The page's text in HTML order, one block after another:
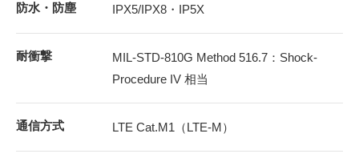
防水・防塵 IPX5/IPX8・IP5X
耐衝撃
MIL-STD-810G Method 516.7：Shock-
Procedure IV 相当
通信方式 LTE Cat.M1（LTE-M）